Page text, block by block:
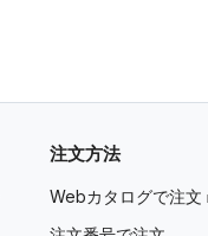
注文方法
Webカタログで注文